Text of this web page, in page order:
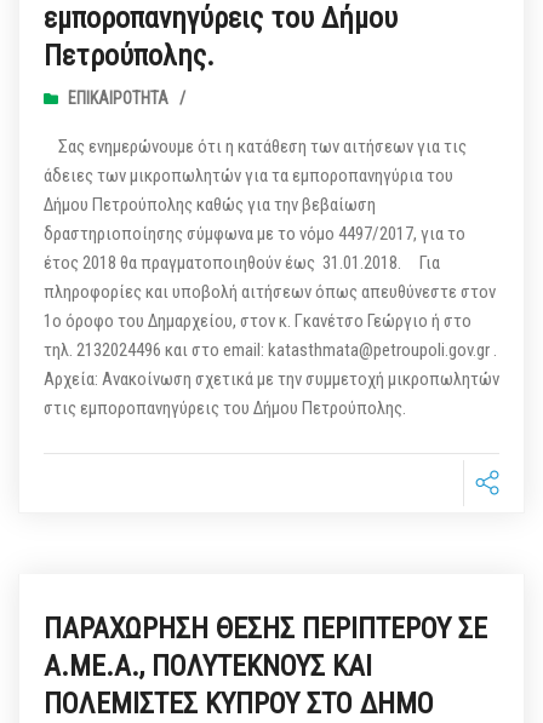
εμποροπανηγύρεις του Δήμου
Πετρούπολης.
ΕΠΙΚΑΙΡΌΤΗΤΑ /
Σας ενημερώνουμε ότι η κατάθεση των αιτήσεων για τις
άδειες των μικροπωλητών για τα εμποροπανηγύρια του
Δήμου Πετρούπολης καθώς για την βεβαίωση
δραστηριοποίησης σύμφωνα με το νόμο 4497/2017, για το
έτος 2018 θα πραγματοποιηθούν έως 31.01.2018. Για
πληροφορίες και υποβολή αιτήσεων όπως απευθύνεστε στον
1ο όροφο του Δημαρχείου, στον κ. Γκανέτσο Γεώργιο ή στο
τηλ. 2132024496 και στο email: katasthmata@petroupoli.gov.gr .
Αρχεία: Ανακοίνωση σχετικά με την συμμετοχή μικροπωλητών
στις εμποροπανηγύρεις του Δήμου Πετρούπολης.
ΠΑΡΑΧΩΡΗΣΗ ΘΕΣΗΣ ΠΕΡΙΠΤΕΡΟΥ ΣΕ
Α.ΜΕ.Α., ΠΟΛΥΤΕΚΝΟΥΣ ΚΑΙ
ΠΟΛΕΜΙΣΤΕΣ ΚΥΠΡΟΥ ΣΤΟ ΔΗΜΟ